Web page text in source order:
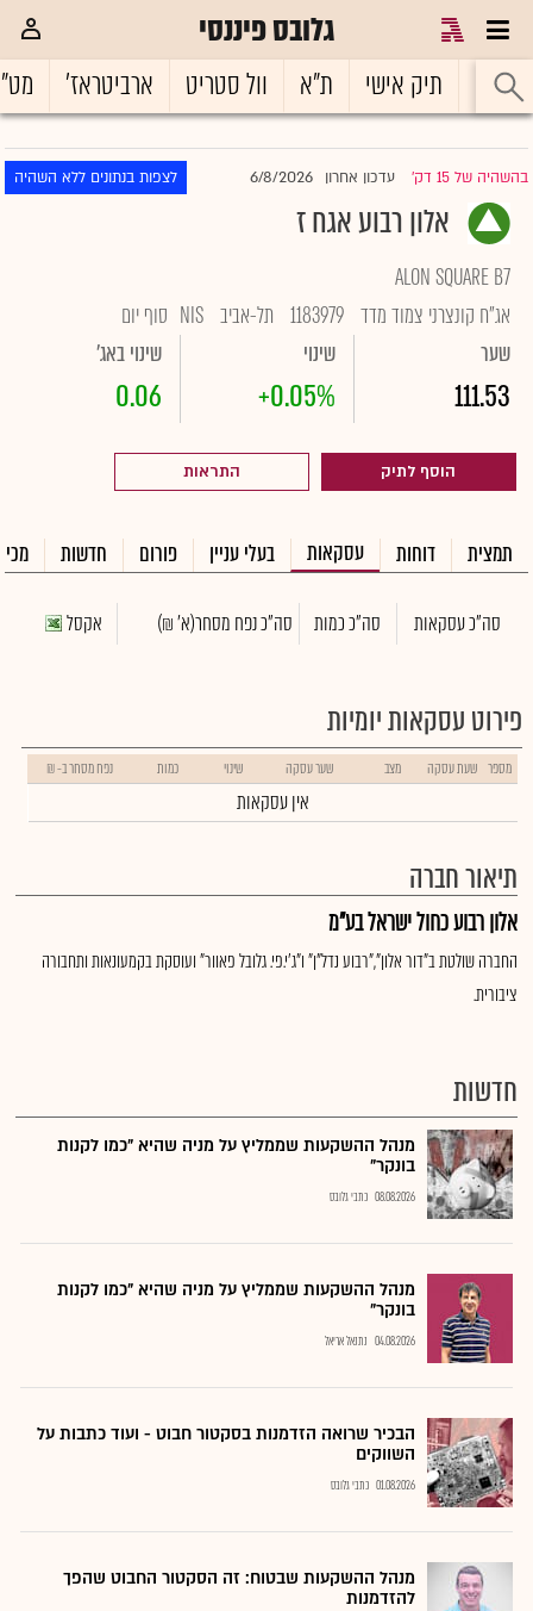
גלובס פיננסי
ראשי תיק אישי ת"א וול סטריט ארביטראז'
בהשהיה של 15 דק' |עדכון אחרון 6/8/2026 לצפות בנתונים ללא השהיה
אלון רבוע אגח ז
ALON SQUARE B7
אג"ח קונצרני צמוד מדד 1183979 תל-אביב NIS סוף יום
שער
111.53
שינוי
+0.05%
שינוי באג'
0.06
הוסף לתיק התראות
תמצית דוחות עסקאות בעלי עניין פורום חדשות
סה"כ עסקאות סה"כ כמות סה"כ נפח מסחר(א' ₪) אקסל
פירוט עסקאות יומיות
מספר שעת עסקה מצב שער עסקה שינוי כמות נפח מסחר ב- ₪
אין עסקאות
תיאור חברה
אלון רבוע כחול ישראל בע"מ
החברה שולטת ב"דור אלון","רבוע נדל"ן" ו"ג'י.פי. גלובל פאוור" ועוסקת בקמעונאות ותחבורה
ציבורית.
חדשות
מנהל ההשקעות שממליץ על מניה שהיא "כמו לקנות
בונקר"
08.08.2026 כתבי גלובס
מנהל ההשקעות שממליץ על מניה שהיא "כמו לקנות
בונקר"
04.08.2026 נתנאל אריאל
הבכיר שרואה הזדמנות בסקטור חבוט - ועוד כתבות על
השווקים
01.08.2026 כתבי גלובס
מנהל ההשקעות שבטוח: זה הסקטור החבוט שהפך
להזדמנות